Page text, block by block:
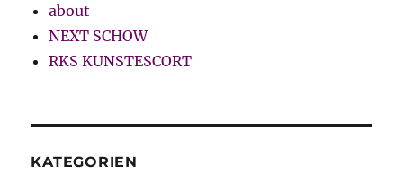
about
NEXT SCHOW
RKS KUNSTESCORT
KATEGORIEN